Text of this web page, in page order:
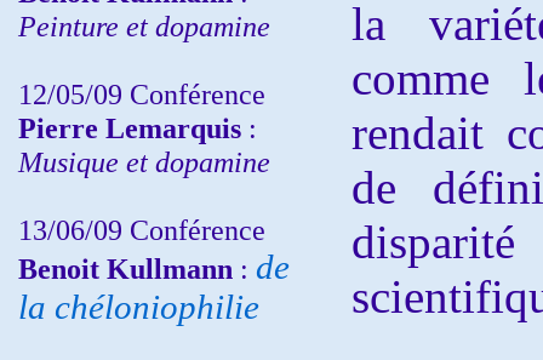
Peinture et dopamine
12/05/09 Conférence
Pierre Lemarquis :
Musique et dopamine
13/06/09 Conférence
Benoit Kullmann : de
la chéloniophilie
la
comme
rendait
de